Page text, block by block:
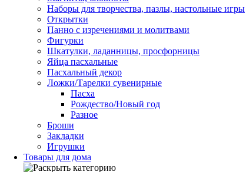
Наборы для творчества, пазлы, настольные игры
Открытки
Панно с изречениями и молитвами
Фигурки
Шкатулки, ладанницы, просфорницы
Яйца пасхальные
Пасхальный декор
Ложки/Тарелки сувенирные
Пасха
Рождество/Новый год
Разное
Броши
Закладки
Игрушки
Товары для дома